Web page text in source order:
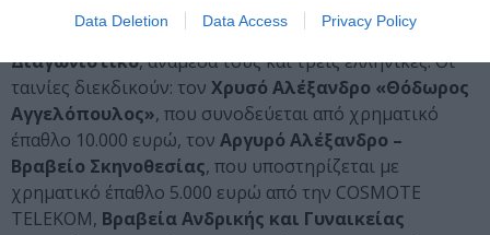
Data Deletion Data Access Privacy Policy
*Συνολικά 12 ταινίες συμμετέχουν στοΔιεθνές
Διαγωνιστικό, ανάμεσά τους και τρεις ελληνικές. Οι
ταινίες διεκδικούν: τον Χρυσό Αλέξανδρο «Θόδωρος
Αγγελόπουλος», που συνοδεύεται από χρηματικό
έπαθλο 10.000 ευρώ, τον Αργυρό Αλέξανδρο –
Βραβείο Σκηνοθεσίας, που υποστηρίζεται με
χρηματικό έπαθλο 5.000 ευρώ από την COSMOTE
TELEKOM, Βραβεία Ανδρικής και Γυναικείας